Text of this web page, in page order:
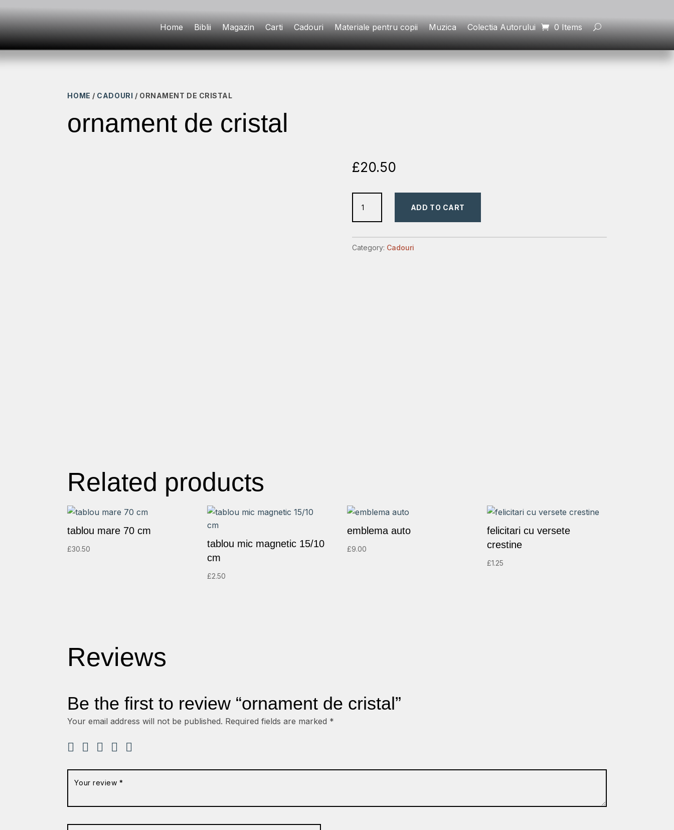
Home Biblii Magazin Carti Cadouri Materiale pentru copii Muzica Colectia Autorului 0 Items
HOME / CADOURI / ORNAMENT DE CRISTAL
ornament de cristal
£20.50
ADD TO CART
Category: Cadouri
Related products
tablou mare 70 cm
£30.50
tablou mic magnetic 15/10
cm
£2.50
emblema auto
£9.00
felicitari cu versete
crestine
£1.25
Reviews
Be the first to review “ornament de cristal”
Your email address will not be published. Required fields are marked *